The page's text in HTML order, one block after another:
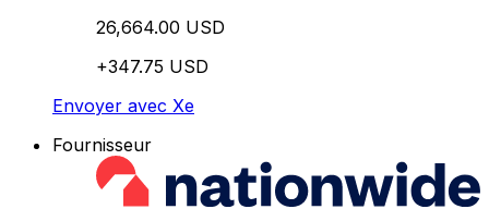
26,664.00 USD
+347.75 USD
Envoyer avec Xe
Fournisseur